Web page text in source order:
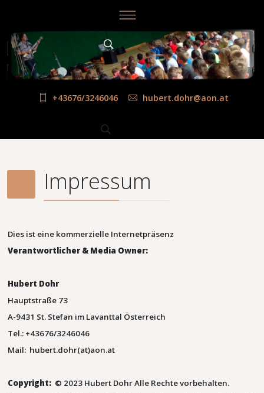
+43676/3246046 hubert.dohr@aon.at
Impressum
Dies ist eine kommerzielle Internetpräsenz
Verantwortlicher & Media Owner:
Hubert Dohr
Hauptstraße 73
A-9431 St. Stefan im Lavanttal Österreich
Tel.: +43676/3246046
Mail: hubert.dohr(at)aon.at
Copyright: © 2023 Hubert Dohr Alle Rechte vorbehalten.